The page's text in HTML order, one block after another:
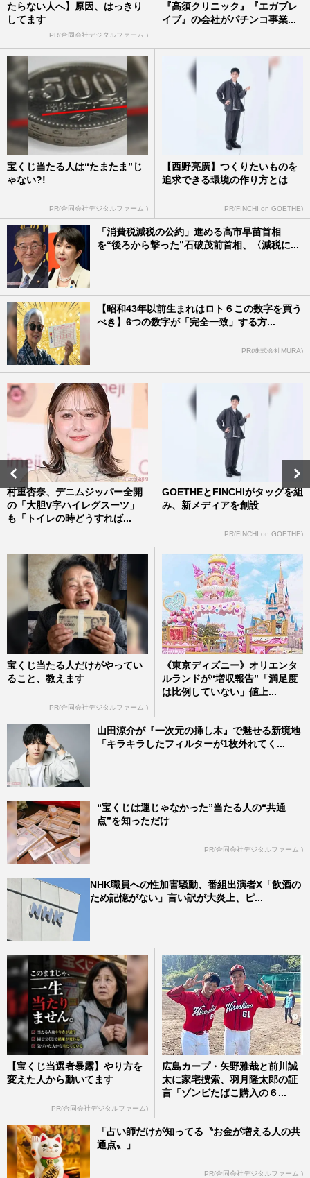
たらない人へ】原因、はっきり
してます
PR(合同会社デジタルファーム )
『高須クリニック』『エガブレ
イブ』の会社がパチンコ事業...
宝くじ当たる人は“たまたま”じ
ゃない?!
PR(合同会社デジタルファーム )
【西野亮廣】つくりたいものを
追求できる環境の作り方とは
PR(FINCHI on GOETHE)
「消費税減税の公約」進める高市早苗首相
を“後ろから撃った”石破茂前首相、〈減税に...
【昭和43年以前生まれはロト６この数字を買う
べき】6つの数字が「完全一致」する方...
PR(株式会社MURA)
村重杏奈、デニムジッパー全開
の「大胆V字ハイレグスーツ」
も「トイレの時どうすれば...
GOETHEとFINCHIがタッグを組
み、新メディアを創設
PR(FINCHI on GOETHE)
宝くじ当たる人だけがやってい
ること、教えます
PR(合同会社デジタルファーム )
《東京ディズニー》オリエンタ
ルランドが“増収報告”「満足度
は比例していない」値上...
山田涼介が『一次元の挿し木』で魅せる新境地
「キラキラしたフィルターが1枚外れてく...
“宝くじは運じゃなかった”当たる人の“共通
点”を知っただけ
PR(合同会社デジタルファーム )
NHK職員への性加害騒動、番組出演者X「飲酒の
ため記憶がない」言い訳が大炎上、ピ...
【宝くじ当選者暴露】やり方を
変えた人から動いてます
PR(合同会社デジタルファーム)
広島カープ・矢野雅哉と前川誠
太に家宅捜索、羽月隆太郎の証
言「ゾンビたばこ購入の６...
「占い師だけが知ってる〝お金が増える人の共
通点〟」
PR(合同会社デジタルファーム )